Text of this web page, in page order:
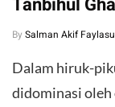
By Salman Akif
Dalam hiruk-
didominasi